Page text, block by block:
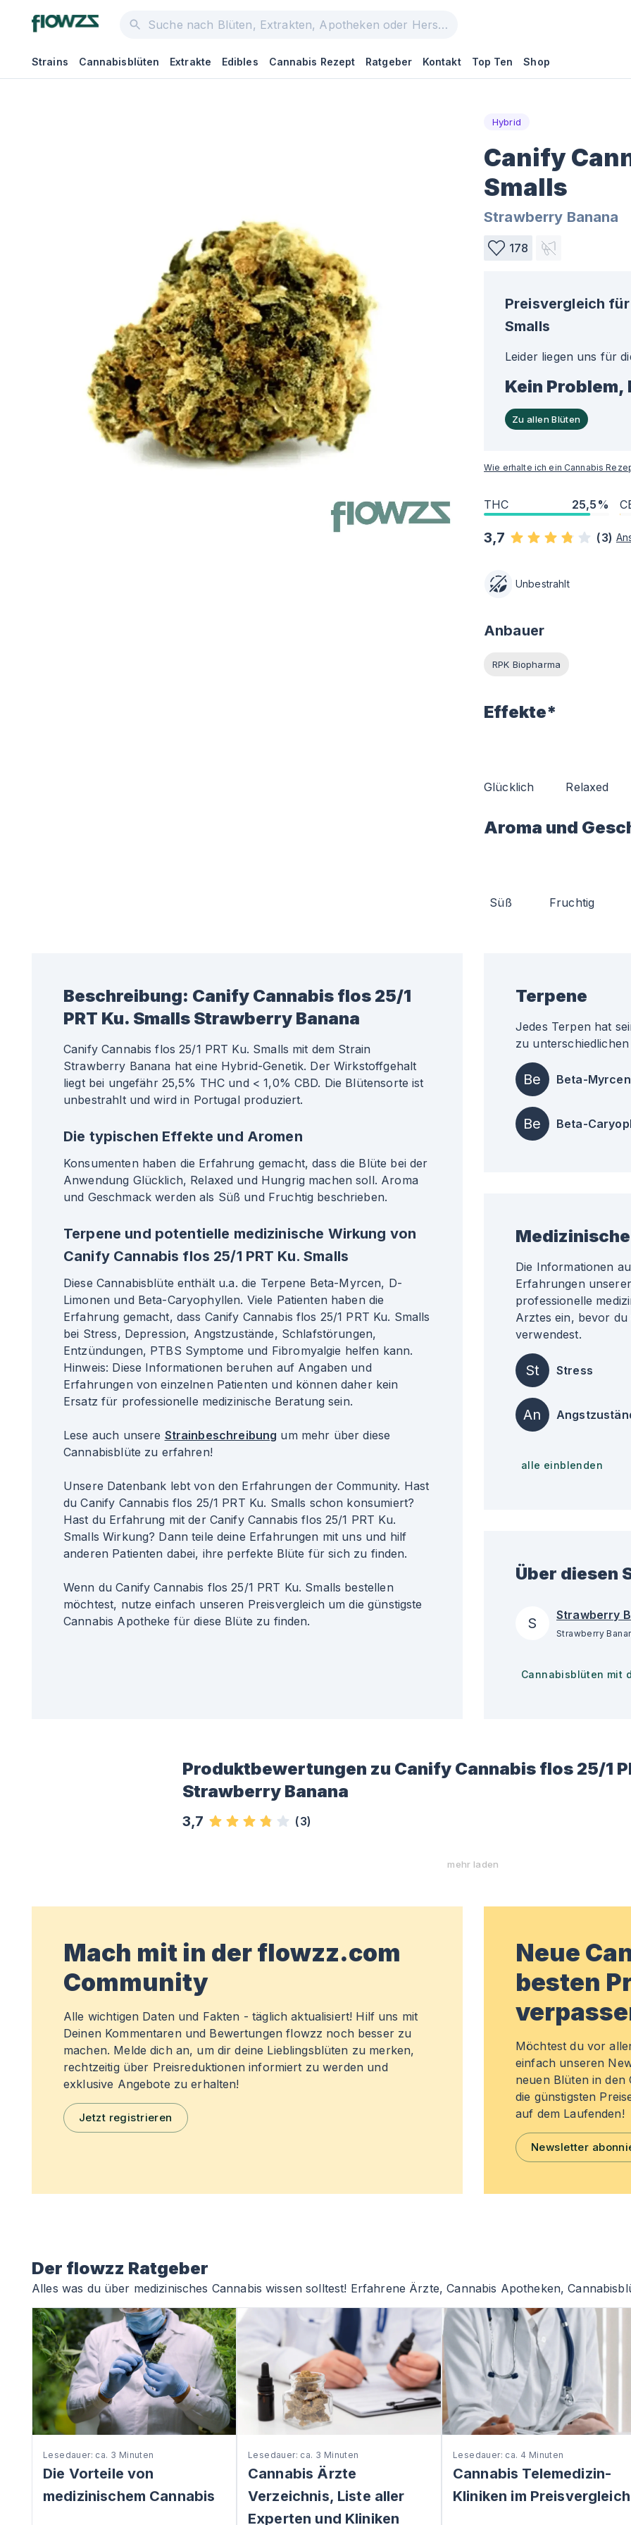
Strains Cannabisblüten Extrakte Edibles Cannabis Rezept Ratgeber Kontakt Top Ten Shop
Hybrid
Canify
Smalls
Strawberry Banana
178
Preisvergleich für
Smalls
Leider liegen uns für
Kein
Zu allen Blüten
Wie erhalte ich ein Cannabis
THC 25,5%
3,7 (3)
Unbestrahlt
Anbauer
RPK Biopharma
Effekte*
Glücklich Relaxed
Aroma und
Süß Fruchtig
Beschreibung: Canify Cannabis flos 25/1
PRT Ku. Smalls Strawberry Banana
Canify Cannabis flos 25/1 PRT Ku. Smalls mit dem Strain
Strawberry Banana hat eine Hybrid-Genetik. Der Wirkstoffgehalt
liegt bei ungefähr 25,5% THC und < 1,0% CBD. Die Blütensorte ist
unbestrahlt und wird in Portugal produziert.
Die typischen Effekte und Aromen
Konsumenten haben die Erfahrung gemacht, dass die Blüte bei der
Anwendung Glücklich, Relaxed und Hungrig machen soll. Aroma
und Geschmack werden als Süß und Fruchtig beschrieben.
Terpene und potentielle medizinische Wirkung von
Canify Cannabis flos 25/1 PRT Ku. Smalls
Diese Cannabisblüte enthält u.a. die Terpene Beta-Myrcen, D-
Limonen und Beta-Caryophyllen. Viele Patienten haben die
Erfahrung gemacht, dass Canify Cannabis flos 25/1 PRT Ku. Smalls
bei Stress, Depression, Angstzustände, Schlafstörungen,
Entzündungen, PTBS Symptome und Fibromyalgie helfen kann.
Hinweis: Diese Informationen beruhen auf Angaben und
Erfahrungen von einzelnen Patienten und können daher kein
Ersatz für professionelle medizinische Beratung sein.
Lese auch unsere Strainbeschreibung um mehr über diese
Cannabisblüte zu erfahren!
Unsere Datenbank lebt von den Erfahrungen der Community. Hast
du Canify Cannabis flos 25/1 PRT Ku. Smalls schon konsumiert?
Hast du Erfahrung mit der Canify Cannabis flos 25/1 PRT Ku.
Smalls Wirkung? Dann teile deine Erfahrungen mit uns und hilf
anderen Patienten dabei, ihre perfekte Blüte für sich zu finden.
Wenn du Canify Cannabis flos 25/1 PRT Ku. Smalls bestellen
möchtest, nutze einfach unseren Preisvergleich um die günstigste
Cannabis Apotheke für diese Blüte zu finden.
Terpene
Jedes Terpen hat
zu
Be Beta-Myrcen
Be Beta-
Die Informationen
Erfahrungen
professionelle
Arztes ein, bevor
verwendest.
St Stress
An
alle einblenden
Über diesen
S Strawberry
Cannabisblüten mit
Produktbewertungen zu Canify Cannabis flos 25/1
Strawberry Banana
3,7 (3)
mehr laden
Mach mit in der flowzz.com
Community
Alle wichtigen Daten und Fakten - täglich aktualisiert! Hilf uns mit
Deinen Kommentaren und Bewertungen flowzz noch besser zu
machen. Melde dich an, um dir deine Lieblingsblüten zu merken,
rechtzeitig über Preisreduktionen informiert zu werden und
exklusive Angebote zu erhalten!
Jetzt registrieren
Neue
besten
Möchtest du vor
einfach unseren
neuen Blüten in den
die günstigsten
auf dem Laufenden!
Newsletter
Der flowzz Ratgeber
Alles was du über medizinisches Cannabis wissen solltest! Erfahrene Ärzte, Cannabis Apotheken,
Lesedauer: ca. 3 Minuten
Die Vorteile von
medizinischem Cannabis
Lesedauer: ca. 3 Minuten
Cannabis Ärzte
Verzeichnis, Liste aller
Experten und Kliniken
Lesedauer: ca. 4 Minuten
Cannabis Telemedizin-
Kliniken im Preisvergleich